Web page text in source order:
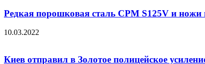
Редкая порошковая сталь CPM S125V и ножи
10.03.2022
Киев отправил в Золотое полицейское